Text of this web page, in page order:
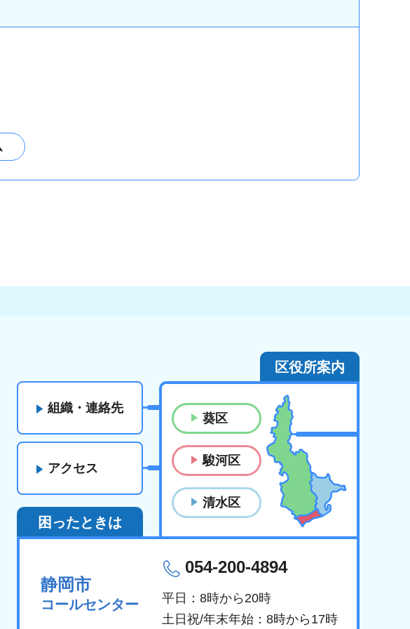
組織・連絡先
アクセス
区役所案内
葵区
駿河区
清水区
困ったときは
静岡市
コールセンター
054-200-4894
平日：8時から20時
土日祝/年末年始：8時から17時